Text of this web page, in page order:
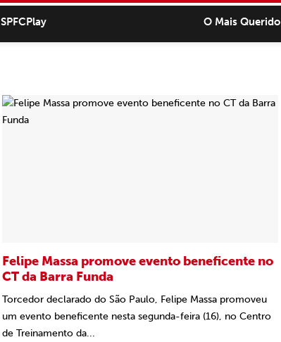
SPFCPlay O Mais Querido
Felipe Massa promove evento beneficente no
CT da Barra Funda
Torcedor declarado do São Paulo, Felipe Massa promoveu
um evento beneficente nesta segunda-feira (16), no Centro
de Treinamento da...